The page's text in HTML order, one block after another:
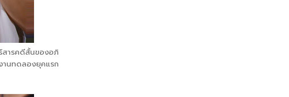
สารคดีสั้นของอภิ
านทดลองยุคแรก